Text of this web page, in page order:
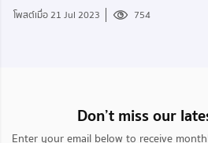
โพสต์เมื่อ 21 Jul 2023 754
Don’t miss our
Enter your email below to receive